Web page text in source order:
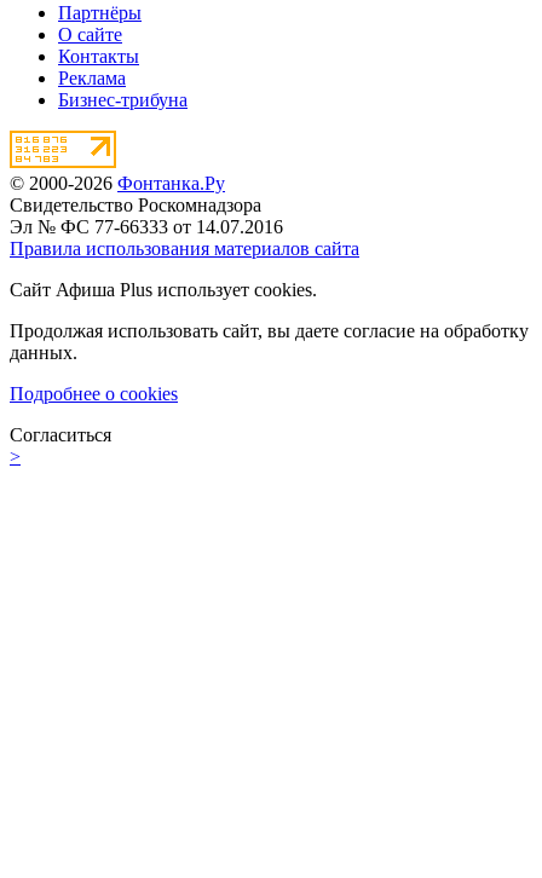
Партнёры
О сайте
Контакты
Реклама
Бизнес-трибуна
© 2000-2026 Фонтанка.Ру
Свидетельство Роскомнадзора
Эл № ФС 77-66333 от 14.07.2016
Правила использования материалов сайта
Сайт Афиша Plus использует cookies.
Продолжая использовать сайт, вы даете согласие на обработку
данных.
Подробнее о cookies
Согласиться
>